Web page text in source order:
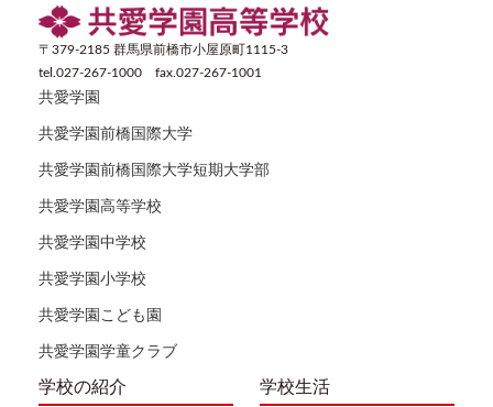
〒379-2185 群馬県前橋市小屋原町1115-3
tel.027-267-1000 fax.027-267-1001
共愛学園
共愛学園前橋国際大学
共愛学園前橋国際大学短期大学部
共愛学園高等学校
共愛学園中学校
共愛学園小学校
共愛学園こども園
共愛学園学童クラブ
学校の紹介 学校生活